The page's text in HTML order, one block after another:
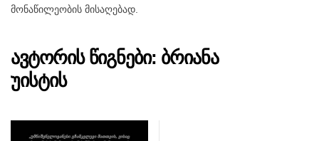
მონაწილეობის მისაღებად.
ავტორის წიგნები: ბრიანა
უისტის